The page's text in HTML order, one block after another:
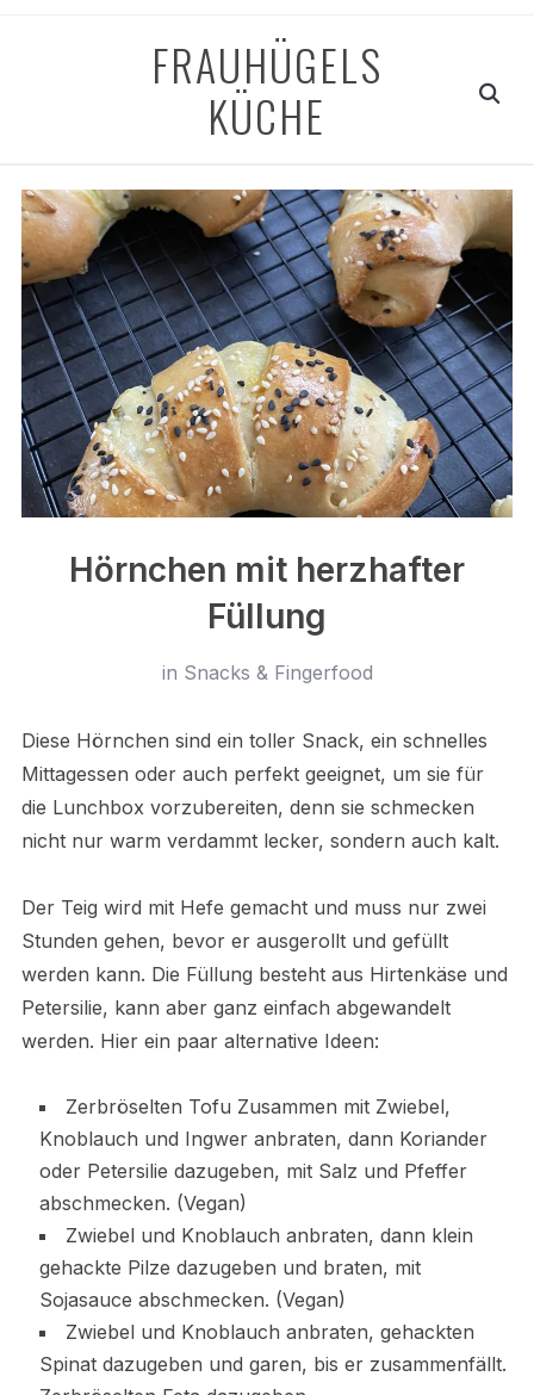
FRAUHÜGELS
KÜCHE
Hörnchen mit herzhafter
Füllung
in Snacks & Fingerfood
Diese Hörnchen sind ein toller Snack, ein schnelles
Mittagessen oder auch perfekt geeignet, um sie für
die Lunchbox vorzubereiten, denn sie schmecken
nicht nur warm verdammt lecker, sondern auch kalt.
Der Teig wird mit Hefe gemacht und muss nur zwei
Stunden gehen, bevor er ausgerollt und gefüllt
werden kann. Die Füllung besteht aus Hirtenkäse und
Petersilie, kann aber ganz einfach abgewandelt
werden. Hier ein paar alternative Ideen:
Zerbröselten Tofu Zusammen mit Zwiebel,
Knoblauch und Ingwer anbraten, dann Koriander
oder Petersilie dazugeben, mit Salz und Pfeffer
abschmecken. (Vegan)
Zwiebel und Knoblauch anbraten, dann klein
gehackte Pilze dazugeben und braten, mit
Sojasauce abschmecken. (Vegan)
Zwiebel und Knoblauch anbraten, gehackten
Spinat dazugeben und garen, bis er zusammenfällt.